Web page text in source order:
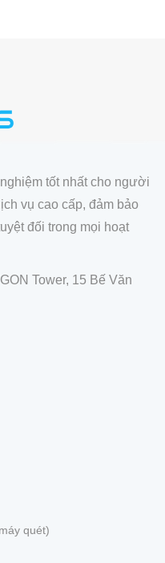
tốt nhất cho người
vụ cao cấp, đảm bảo
đối trong mọi hoạt
Tower, 15 Bế Văn
quét)